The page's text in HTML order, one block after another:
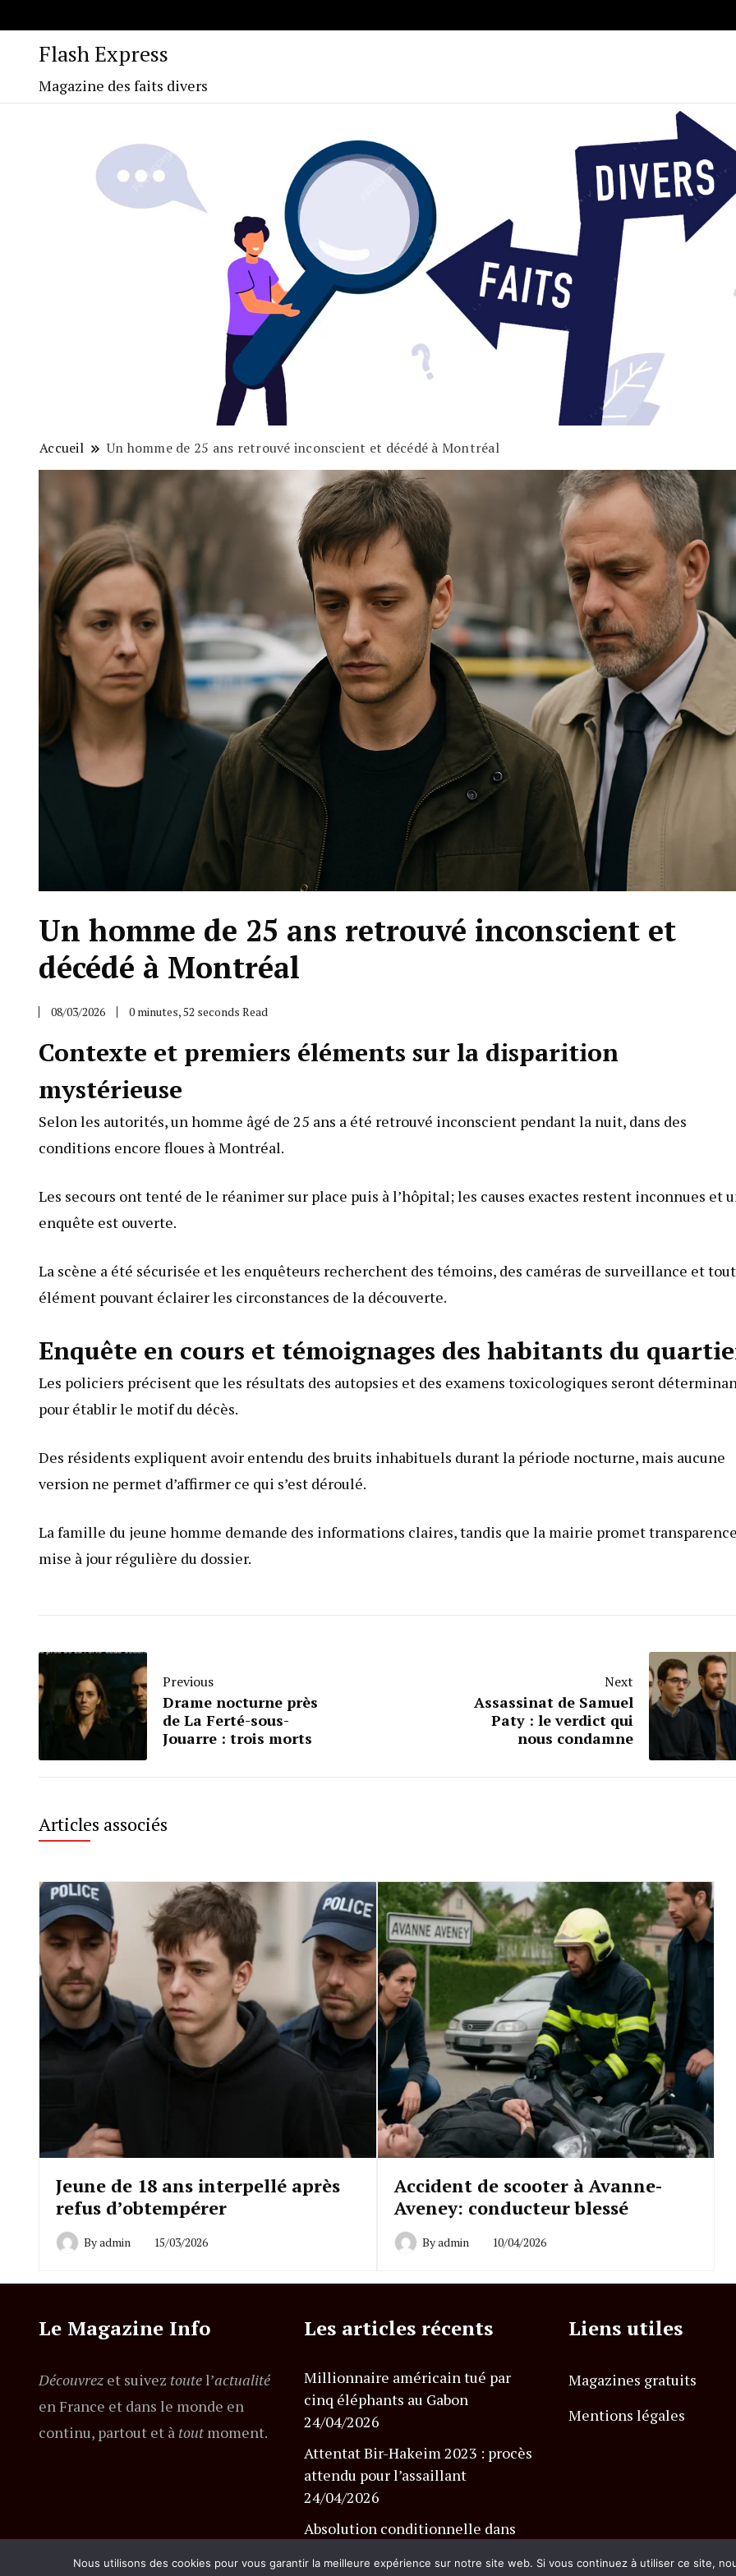
Flash Express
Magazine des faits divers
Accueil Un homme de 25 ans retrouvé inconscient et décédé à Montréal
Un homme de 25 ans retrouvé inconscient et
décédé à Montréal
08/03/2026 0 minutes, 52 seconds Read
Contexte et premiers éléments sur la disparition
mystérieuse
Selon les autorités, un homme âgé de 25 ans a été retrouvé inconscient pendant la nuit, dans des
conditions encore floues à Montréal.
Les secours ont tenté de le réanimer sur place puis à l’hôpital; les causes exactes restent inconnues et
enquête est ouverte.
La scène a été sécurisée et les enquêteurs recherchent des témoins, des caméras de surveillance et tout
élément pouvant éclairer les circonstances de la découverte.
Enquête en cours et témoignages des habitants du
Les policiers précisent que les résultats des autopsies et des examens toxicologiques seront
pour établir le motif du décès.
Des résidents expliquent avoir entendu des bruits inhabituels durant la période nocturne, mais aucune
version ne permet d’affirmer ce qui s’est déroulé.
La famille du jeune homme demande des informations claires, tandis que la mairie promet
mise à jour régulière du dossier.
Previous
Drame nocturne près
de La Ferté-sous-
Jouarre : trois morts
Next
Assassinat de Samuel
Paty : le verdict qui
nous condamne
Articles associés
Jeune de 18 ans interpellé après
refus d’obtempérer
Byadmin 15/03/2026
Accident de scooter à Avanne-
Aveney: conducteur blessé
Byadmin 10/04/2026
Le Magazine Info
Découvrez et suivez toutel’actualité
en France et dans le monde en
continu, partout et à toutmoment.
Les articles récents
Millionnaire américain tué par
cinq éléphants au Gabon
24/04/2026
Attentat Bir-Hakeim 2023 : procès
attendu pour l’assaillant
24/04/2026
Absolution conditionnelle dans
Liens utiles
Magazines gratuits
Mentions légales
Nous utilisons des cookies pour vous garantir la meilleure expérience sur notre site web. Si vous continuez à utiliser ce site,